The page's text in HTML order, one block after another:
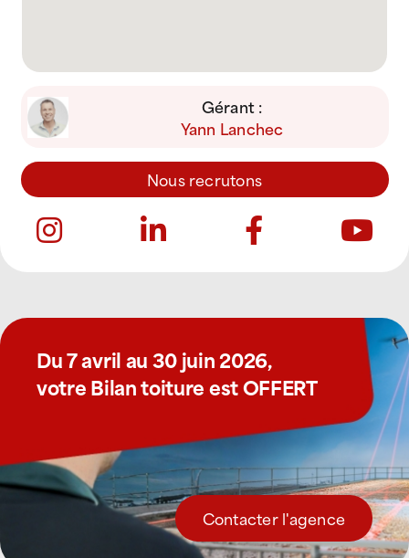
Gérant :
Yann Lanchec
Nous recrutons
Du 7 avril au 30 juin 2026,
votre Bilan toiture est OFFERT
Contacter l'agence